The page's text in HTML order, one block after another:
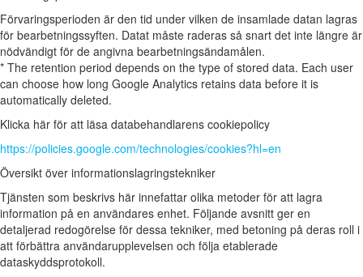
Förvaringsperioden är den tid under vilken de insamlade datan lagras
för bearbetningssyften. Datat måste raderas så snart det inte längre är
nödvändigt för de angivna bearbetningsändamålen.
* The retention period depends on the type of stored data. Each user
can choose how long Google Analytics retains data before it is
automatically deleted.
Klicka här för att läsa databehandlarens cookiepolicy
https://policies.google.com/technologies/cookies?hl=en
Översikt över informationslagringstekniker
Tjänsten som beskrivs här innefattar olika metoder för att lagra
information på en användares enhet. Följande avsnitt ger en
detaljerad redogörelse för dessa tekniker, med betoning på deras roll i
att förbättra användarupplevelsen och följa etablerade
dataskyddsprotokoll.